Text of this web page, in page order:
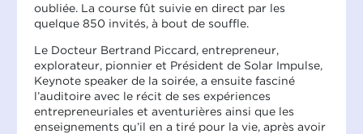
oubliée. La course fût suivie en direct par les
quelque 850 invités, à bout de souffle.
Le Docteur Bertrand Piccard, entrepreneur,
explorateur, pionnier et Président de Solar Impulse,
Keynote speaker de la soirée, a ensuite fasciné
l’auditoire avec le récit de ses expériences
entrepreneuriales et aventurières ainsi que les
enseignements qu’il en a tiré pour la vie, après avoir